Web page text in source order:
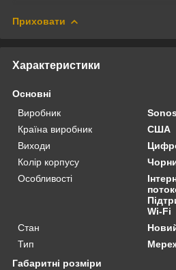
Приховати
Характеристики
Основні
Виробник
Sonos
Країна виробник
США
Виходи
Колір корпусу
Особливості
Wi-Fi
Стан
Тип
Габаритні розміри